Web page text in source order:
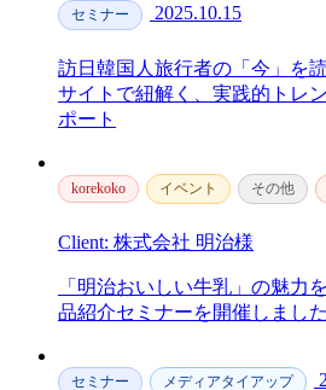
セミナー 2025.10.15
訪日韓国人旅行者の「今」を
サイトで紐解く、実践的トレ
ポート
korekoko イベント その他
Client: 株式会社 明治様
「明治おいしい牛乳」の魅力
品紹介セミナーを開催しました
セミナー メディアタイアップ